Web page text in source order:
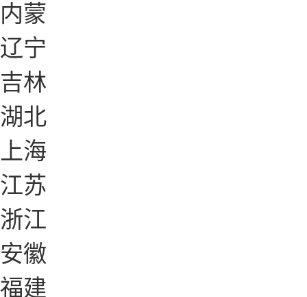
内蒙
辽宁
吉林
湖北
上海
江苏
浙江
安徽
福建